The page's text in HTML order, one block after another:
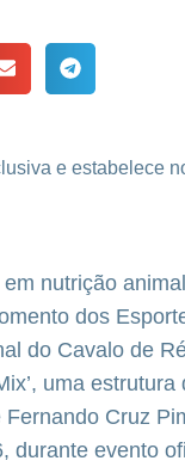
nutrição
dos
do Cavalo de
uma
Cruz
durante evento